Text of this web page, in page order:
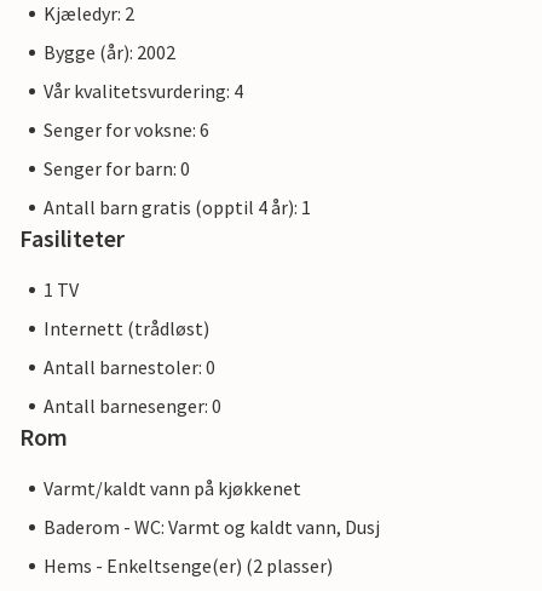
Kjæledyr: 2
Bygge (år): 2002
Vår kvalitetsvurdering: 4
Senger for voksne: 6
Senger for barn: 0
Antall barn gratis (opptil 4 år): 1
Fasiliteter
1 TV
Internett (trådløst)
Antall barnestoler: 0
Antall barnesenger: 0
Rom
Varmt/kaldt vann på kjøkkenet
Baderom - WC: Varmt og kaldt vann, Dusj
Hems - Enkeltsenge(er) (2 plasser)